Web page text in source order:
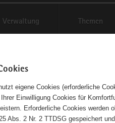
Themen
eigene Cookies (erforderliche
Einwilligung Cookies für
Erforderliche Cookies werden
Abs. 2 Nr. 2 TTDSG gespeichert